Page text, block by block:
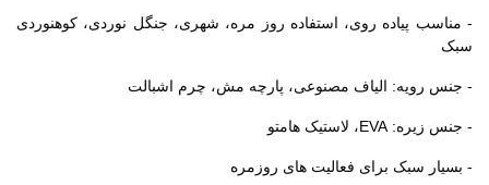
- مناسب پیاده روی، استفاده روز مره، شهری، جنگل نوردی، کوهنوردی
سبک
- جنس رویه: الیاف مصنوعی، پارچه مش، چرم اشبالت
- جنس زیره: EVA، لاستیک هامتو
- بسیار سبک برای فعالیت های روزمره